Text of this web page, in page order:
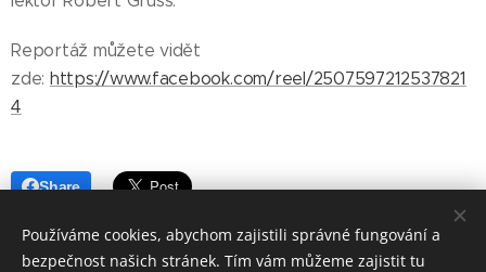
Reportáž můžete vidět
zde: https://www.facebook.com/reel/2507597212537821
4
Share
Používáme cookies, abychom zajistili správné fungování a
bezpečnost našich stránek. Tím vám můžeme zajistit tu